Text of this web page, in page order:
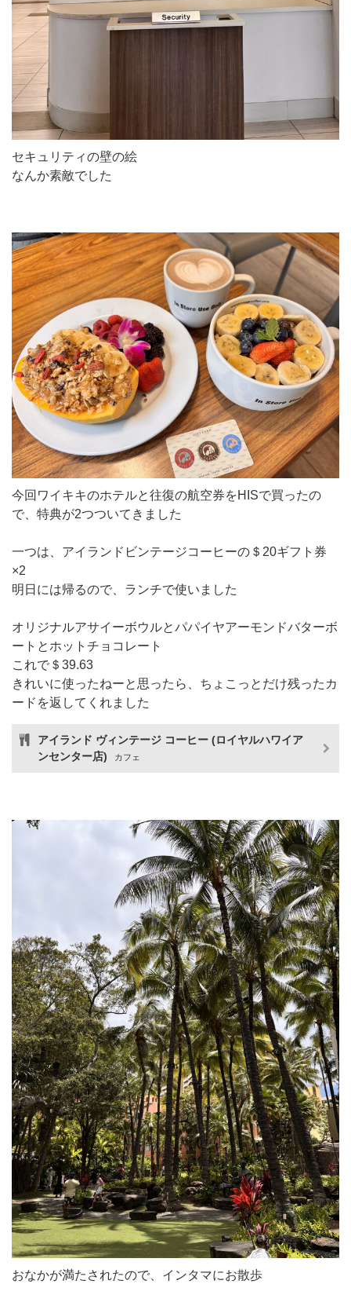
セキュリティの壁の絵
なんか素敵でした
今回ワイキキのホテルと往復の航空券をHISで買ったの
で、特典が2つついてきました
一つは、アイランドビンテージコーヒーの＄20ギフト券
×2
明日には帰るので、ランチで使いました
オリジナルアサイーボウルとパパイヤアーモンドバターボ
ートとホットチョコレート
これで＄39.63
きれいに使ったねーと思ったら、ちょこっとだけ残ったカ
ードを返してくれました
アイランド ヴィンテージ コーヒー (ロイヤルハワイア
ンセンター店)
カフェ
おなかが満たされたので、インタマにお散歩